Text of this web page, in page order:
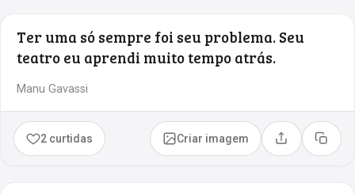
Ter uma só sempre foi seu problema. Seu
teatro eu aprendi muito tempo atrás.
Manu Gavassi
2 curtidas Criar imagem Compartilhar
Copiar